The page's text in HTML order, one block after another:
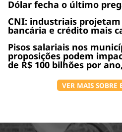
Dólar fecha o último
CNI: industriais
bancária e crédito mais
Pisos salariais nos
proposições podem
de R$ 100 bilhões por
VER MAIS SOBRE